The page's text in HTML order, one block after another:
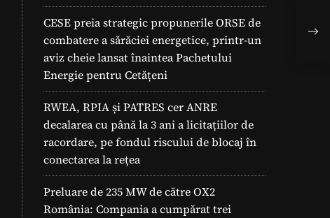
CESE preia strategic propunerile ORSE de
combatere a sărăciei energetice, printr-un
aviz cheie lansat înaintea Pachetului
Energie pentru Cetățeni
RWEA, RPIA și PATRES cer ANRE
decalarea cu până la 3 ani a licitațiilor de
racordare, pe fondul riscului de blocaj în
conectarea la rețea
Preluare de 235 MW de către OX2
România: Compania a cumpărat trei